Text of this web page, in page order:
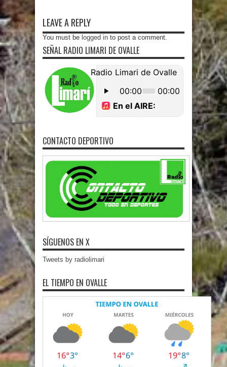
LEAVE A REPLY
You must be logged in to post a comment.
SEÑAL RADIO LIMARI DE OVALLE
CONTACTO DEPORTIVO
SÍGUENOS EN X
Tweets by radiolimari
EL TIEMPO EN OVALLE